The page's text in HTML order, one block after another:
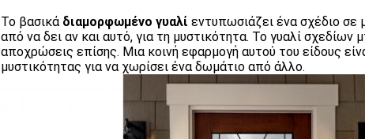
Το βασικά διαμορφωμένο γυαλί εντυπωσιάζει ένα σχέδιο σε
από να δει αν και αυτό, για τη μυστικότητα. Το γυαλί σχεδίων
αποχρώσεις επίσης. Μια κοινή εφαρμογή αυτού του είδους
μυστικότητας για να χωρίσει ένα δωμάτιο από άλλο.